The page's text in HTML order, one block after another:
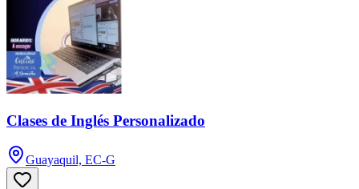
Clases de Inglés Personalizado
Guayaquil, EC-G